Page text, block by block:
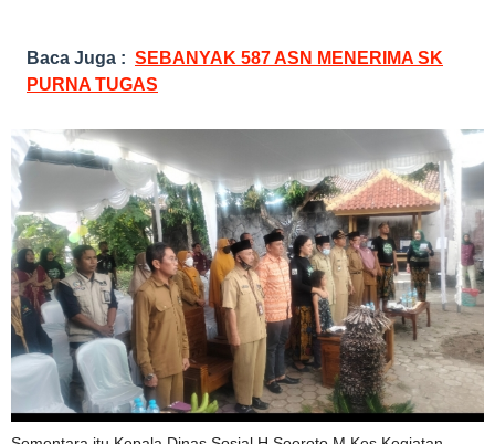
Baca Juga : SEBANYAK 587 ASN MENERIMA SK
PURNA TUGAS